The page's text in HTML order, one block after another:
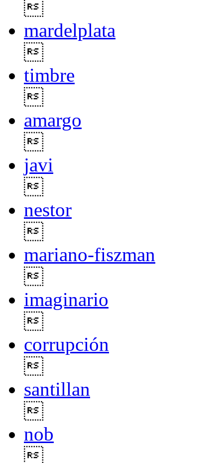
mardelplata
timbre
amargo
javi
nestor
mariano-fiszman
imaginario
corrupción
santillan
nob